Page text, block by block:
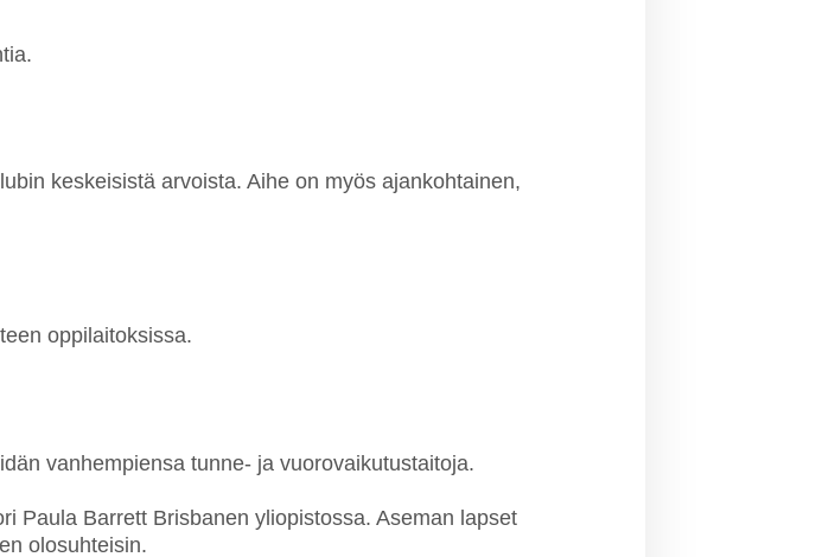
keskeisistä arvoista. Aihe on myös ajankohtainen,
oppilaitoksissa.
vanhempiensa tunne- ja vuorovaikutustaitoja.
Paula Barrett Brisbanen yliopistossa. Aseman lapset
olosuhteisin.